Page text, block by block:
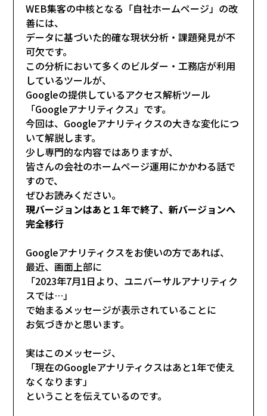
WEB集客の中核となる「自社ホームページ」の改
善には、
データに基づいた的確な現状分析・課題発見が不
可欠です。
この分析において多くのビルダー・工務店が利用
しているツールが、
Googleの提供しているアクセス解析ツール
「Googleアナリティクス」です。
今回は、Googleアナリティクスの大きな変化につ
いて解説します。
少し専門的な内容ではありますが、
皆さんの会社のホームページ運用にかかわる話で
すので、
ぜひお読みください。
現バージョンはあと１年で終了、新バージョンへ
完全移行
Googleアナリティクスをお使いの方であれば、
最近、画面上部に
「2023年7月1日より、ユニバーサルアナリティク
スでは…」
で始まるメッセージが表示されていることに
お気づきかと思います。
実はこのメッセージ、
「現在のGoogleアナリティクスはあと1年で使え
なくなります」
ということを伝えているのです。